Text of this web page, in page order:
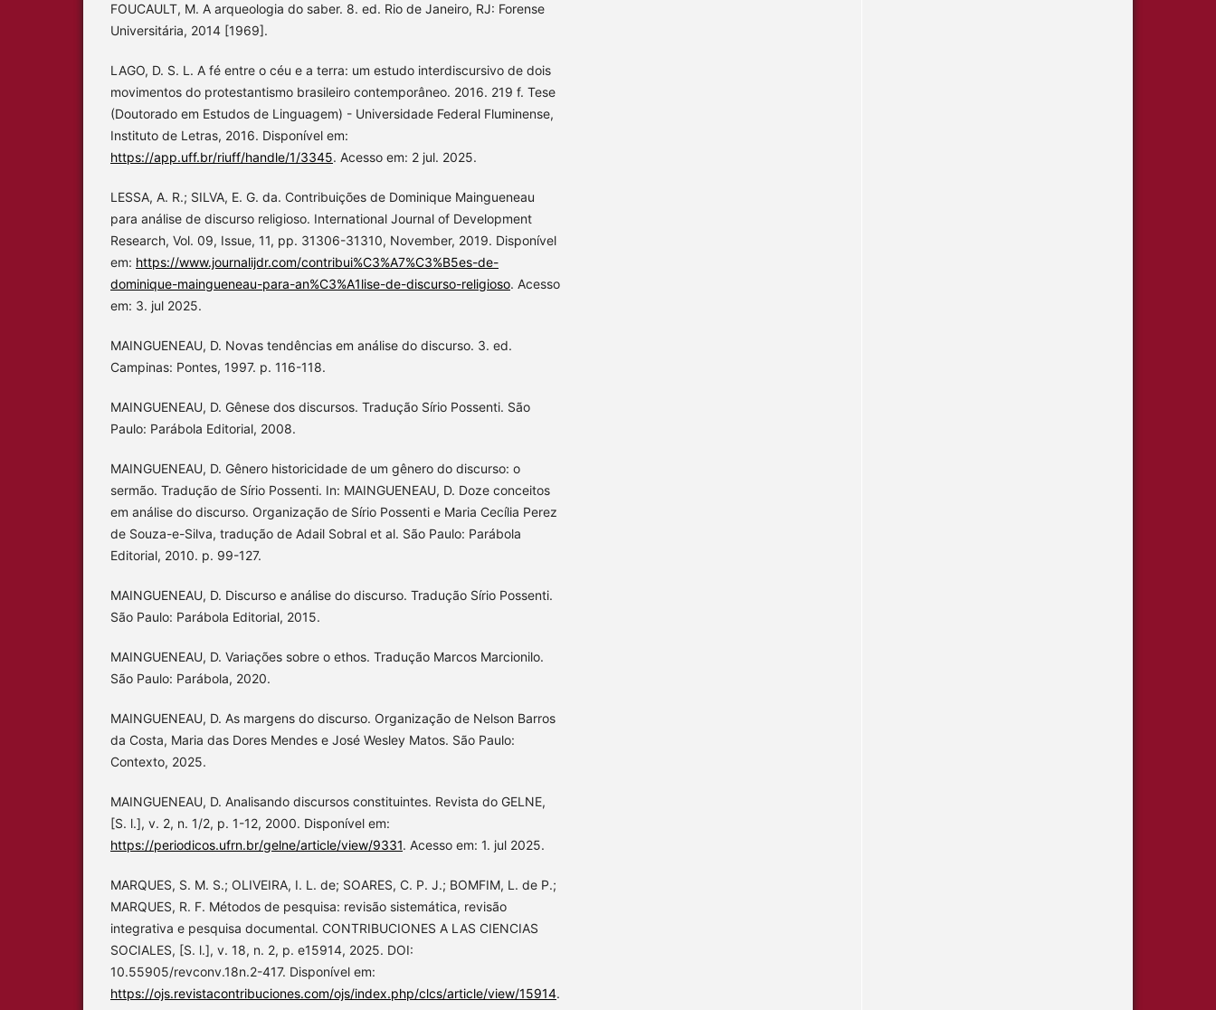
FOUCAULT, M. A arqueologia do saber. 8. ed. Rio de Janeiro, RJ: Forense
Universitária, 2014 [1969].
LAGO, D. S. L. A fé entre o céu e a terra: um estudo interdiscursivo de dois
movimentos do protestantismo brasileiro contemporâneo. 2016. 219 f. Tese
(Doutorado em Estudos de Linguagem) - Universidade Federal Fluminense,
Instituto de Letras, 2016. Disponível em:
https://app.uff.br/riuff/handle/1/3345. Acesso em: 2 jul. 2025.
LESSA, A. R.; SILVA, E. G. da. Contribuições de Dominique Maingueneau
para análise de discurso religioso. International Journal of Development
Research, Vol. 09, Issue, 11, pp. 31306-31310, November, 2019. Disponível
em: https://www.journalijdr.com/contribui%C3%A7%C3%B5es-de-
dominique-maingueneau-para-an%C3%A1lise-de-discurso-religioso. Acesso
em: 3. jul 2025.
MAINGUENEAU, D. Novas tendências em análise do discurso. 3. ed.
Campinas: Pontes, 1997. p. 116-118.
MAINGUENEAU, D. Gênese dos discursos. Tradução Sírio Possenti. São
Paulo: Parábola Editorial, 2008.
MAINGUENEAU, D. Gênero historicidade de um gênero do discurso: o
sermão. Tradução de Sírio Possenti. In: MAINGUENEAU, D. Doze conceitos
em análise do discurso. Organização de Sírio Possenti e Maria Cecília Perez
de Souza-e-Silva, tradução de Adail Sobral et al. São Paulo: Parábola
Editorial, 2010. p. 99-127.
MAINGUENEAU, D. Discurso e análise do discurso. Tradução Sírio Possenti.
São Paulo: Parábola Editorial, 2015.
MAINGUENEAU, D. Variações sobre o ethos. Tradução Marcos Marcionilo.
São Paulo: Parábola, 2020.
MAINGUENEAU, D. As margens do discurso. Organização de Nelson Barros
da Costa, Maria das Dores Mendes e José Wesley Matos. São Paulo:
Contexto, 2025.
MAINGUENEAU, D. Analisando discursos constituintes. Revista do GELNE,
[S. l.], v. 2, n. 1/2, p. 1-12, 2000. Disponível em:
https://periodicos.ufrn.br/gelne/article/view/9331. Acesso em: 1. jul 2025.
MARQUES, S. M. S.; OLIVEIRA, I. L. de; SOARES, C. P. J.; BOMFIM, L. de P.;
MARQUES, R. F. Métodos de pesquisa: revisão sistemática, revisão
integrativa e pesquisa documental. CONTRIBUCIONES A LAS CIENCIAS
SOCIALES, [S. l.], v. 18, n. 2, p. e15914, 2025. DOI:
10.55905/revconv.18n.2-417. Disponível em:
https://ojs.revistacontribuciones.com/ojs/index.php/clcs/article/view/15914.